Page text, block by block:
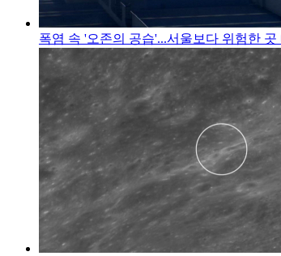
폭염 속 '오존의 공습'...서울보다 위험한 곳